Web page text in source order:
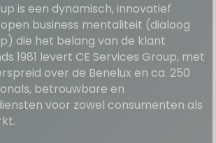
is een dynamisch, innovatief
business mentaliteit (dialoog
die het belang van de klant
1981 levert CE Services Group, met
over de Benelux en ca. 250
betrouwbare en
voor zowel consumenten als